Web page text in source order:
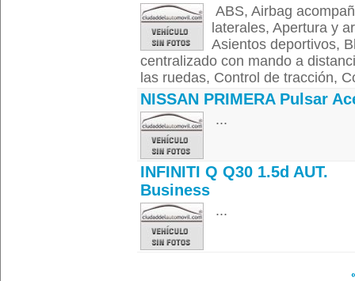
ABS, Airbag
laterales, Apertura y
Asientos deportivos,
centralizado con mando a
las ruedas, Control de tracción,
NISSAN PRIMERA Pulsar
...
INFINITI Q Q30 1.5d AUT.
Business
...